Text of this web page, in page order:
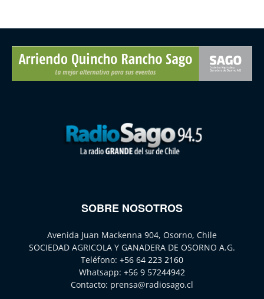
SOBRE NOSOTROS
Avenida Juan Mackenna 904, Osorno, Chile
SOCIEDAD AGRICOLA Y GANADERA DE OSORNO A.G.
Teléfono: +56 64 223 2160
Whatsapp: +56 9 57244942
Contacto: prensa@radiosago.cl